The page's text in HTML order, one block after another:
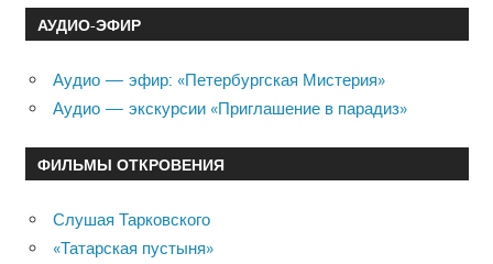
АУДИО-ЭФИР
Аудио — эфир: «Петербургская Мистерия»
Аудио — экскурсии «Приглашение в парадиз»
ФИЛЬМЫ ОТКРОВЕНИЯ
Слушая Тарковского
«Татарская пустыня»